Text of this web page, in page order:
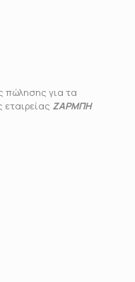
πώλησης για τα
ΖΑΡΜΠΗ